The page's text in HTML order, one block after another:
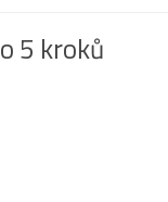
5 kroků